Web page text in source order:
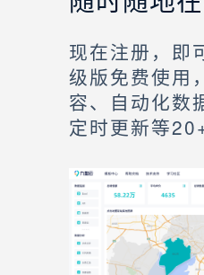
现在注册，即
级版免费使用
容、自动化数
定时更新等